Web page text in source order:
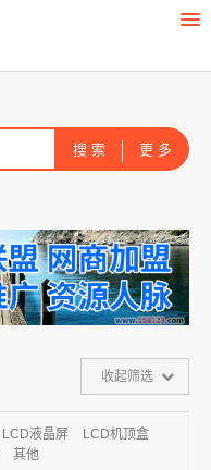
收起筛选
LCD液晶屏
LCD机顶盒
其他